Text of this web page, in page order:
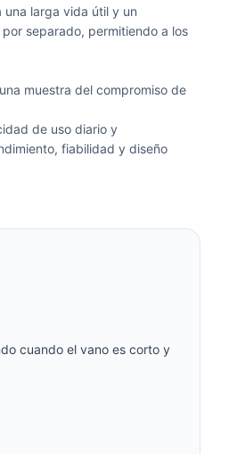
una larga vida útil y un
separado, permitiendo a los
muestra del compromiso de
de uso diario y
fiabilidad y diseño
cuando el vano es corto y